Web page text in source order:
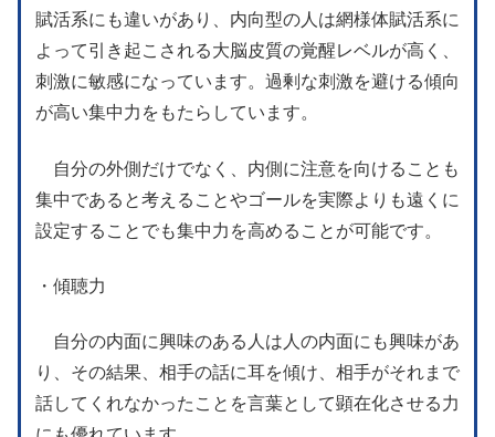
賦活系にも違いがあり、内向型の人は網様体賦活系に
よって引き起こされる大脳皮質の覚醒レベルが高く、
刺激に敏感になっています。過剰な刺激を避ける傾向
が高い集中力をもたらしています。
自分の外側だけでなく、内側に注意を向けることも
集中であると考えることやゴールを実際よりも遠くに
設定することでも集中力を高めることが可能です。
・傾聴力
自分の内面に興味のある人は人の内面にも興味があ
り、その結果、相手の話に耳を傾け、相手がそれまで
話してくれなかったことを言葉として顕在化させる力